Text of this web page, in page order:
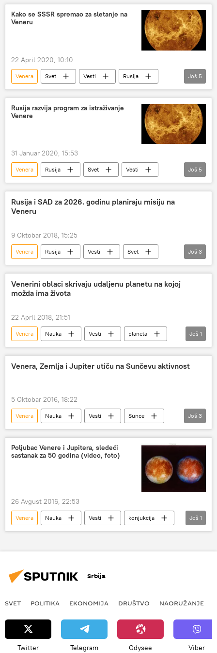
Mars
Kako se SSSR spremao za sletanje na
Veneru
22 April 2020, 10:10
Venera Svet Vesti
Rusija
Nauka
planeta sletanje
let
Društvo
Još 5
Rusija razvija program za istraživanje
Venere
31 Januar 2020, 15:53
Venera Rusija Svet
Vesti
misija Venera D
Dmitrij Rogozin
Svemir
misija Amerika
Još 5
Rusija i SAD za 2026. godinu planiraju misiju na
Veneru
9 Oktobar 2018, 15:25
Venera Rusija Vesti
Svet
Ruska akademija nauka (RAN)
Svemir
misija
Još 3
Venerini oblaci skrivaju udaljenu planetu na kojoj
možda ima života
22 April 2018, 21:51
Venera Nauka Vesti
planeta
Društvo
Još 1
Venera, Zemlja i Jupiter utiču na Sunčevu aktivnost
5 Oktobar 2016, 18:22
Venera Nauka Vesti
Sunce
Zemlja
Jupiter plimska sila
Još 3
Poljubac Venere i Jupitera, sledeći
sastanak za 50 godina (video, foto)
26 Avgust 2016, 22:53
Venera Nauka Vesti
konjukcija
Jupiter
Još 1
Srbija
SVET POLITIKA EKONOMIJA DRUŠTVO NAORUŽANJE
Twitter Telegram Odysee Viber